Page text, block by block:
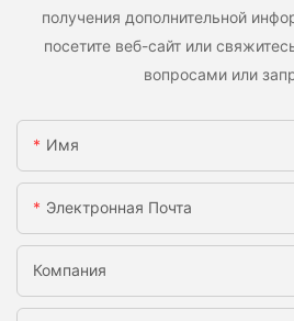
получения дополнительной
посетите веб-сайт или
вопросами или
Имя
Электронная Почта
Компания